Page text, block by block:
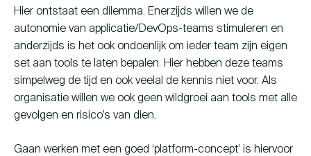
Hier ontstaat een dilemma. Enerzijds willen we de
autonomie van applicatie/DevOps-teams stimuleren en
anderzijds is het ook ondoenlijk om ieder team zijn eigen
set aan tools te laten bepalen. Hier hebben deze teams
simpelweg de tijd en ook veelal de kennis niet voor. Als
organisatie willen we ook geen wildgroei aan tools met alle
gevolgen en risico’s van dien.
Gaan werken met een goed ‘platform-concept’ is hiervoor